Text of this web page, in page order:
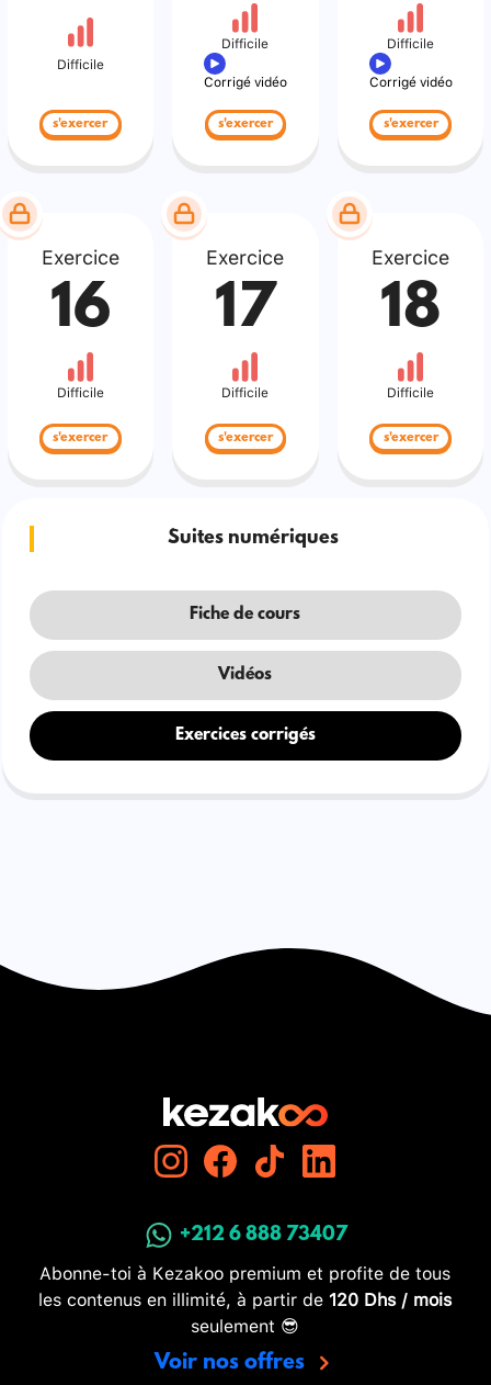
Difficile
s'exercer
Difficile
Corrigé vidéo
s'exercer
Difficile
Corrigé vidéo
s'exercer
Exercice
16
Difficile
s'exercer
Exercice
17
Difficile
s'exercer
Exercice
18
Difficile
s'exercer
Suites numériques
Fiche de cours
Vidéos
Exercices corrigés
+212 6 888 73407
Abonne-toi à Kezakoo premium et profite de tous
les contenus en illimité, à partir de 120 Dhs / mois
seulement 😎
Voir nos offres